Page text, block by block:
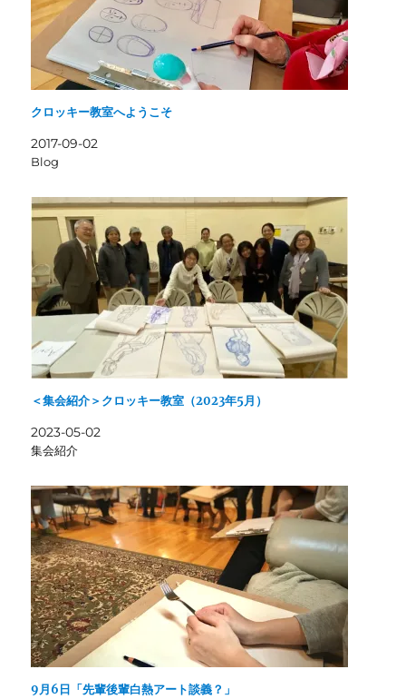
クロッキー教室へようこそ
2017-09-02
Blog
＜集会紹介＞クロッキー教室（2023年5月）
2023-05-02
集会紹介
9月6日「先輩後輩白熱アート談義？」